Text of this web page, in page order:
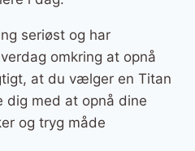
seriøst og har
omkring at opnå
at du vælger en Titan
dig med at opnå dine
og tryg måde